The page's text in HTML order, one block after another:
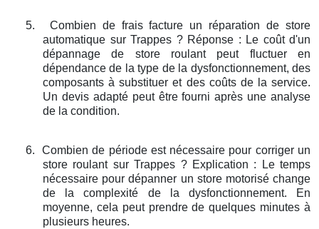
5.
Combien de frais facture un réparation de store
automatique sur Trappes ? Réponse : Le coût d'un
dépannage de store roulant peut fluctuer en
dépendance de la type de la dysfonctionnement, des
composants à substituer et des coûts de la service.
Un devis adapté peut être fourni après une analyse
de la condition.
6.
Combien de période est nécessaire pour corriger un
store roulant sur Trappes ? Explication : Le temps
nécessaire pour dépanner un store motorisé change
de la complexité de la dysfonctionnement. En
moyenne, cela peut prendre de quelques minutes à
plusieurs heures.